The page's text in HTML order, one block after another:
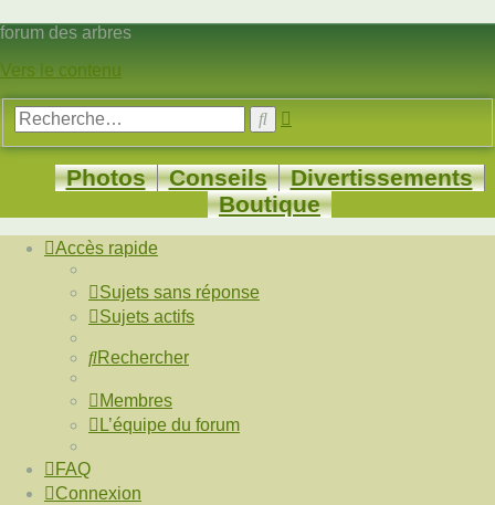
forum des arbres
Vers le contenu
Rechercher
Photos Conseils
Divertissements
Boutique
Accès rapide
Sujets sans réponse
Sujets actifs
Rechercher
Membres
L’équipe du forum
FAQ
Connexion